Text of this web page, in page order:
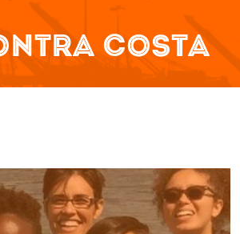
COSTA